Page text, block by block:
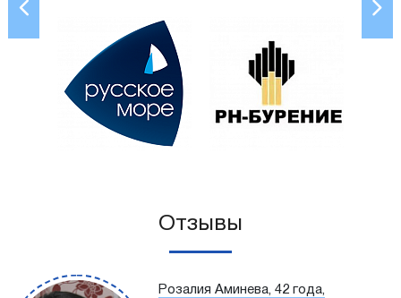
Отзывы
Розалия Аминева, 42 года,